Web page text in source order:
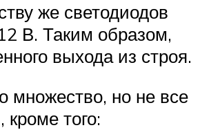
же светодиодов
В. Таким образом,
выхода из строя.
множество, но не все
того: